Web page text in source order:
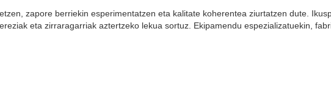
zapore berriekin esperimentatzen eta kalitate koherentea ziurtatzen dute.
eta zirraragarriak aztertzeko lekua sortuz. Ekipamendu espezializatuekin,